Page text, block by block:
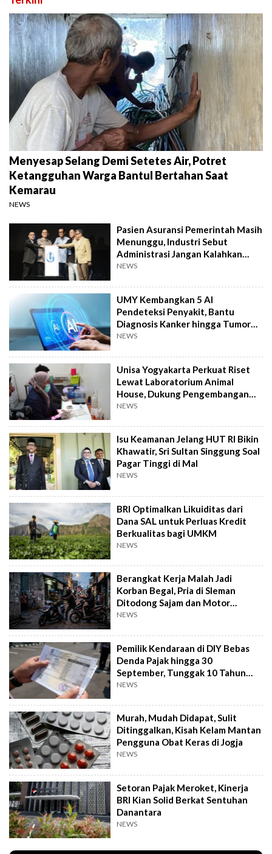
Menyesap Selang Demi Setetes Air, Potret
Ketangguhan Warga Bantul Bertahan Saat
Kemarau
NEWS
Pasien Asuransi Pemerintah Masih
Menunggu, Industri Sebut
Administrasi Jangan Kalahkan
Kemanusiaan
NEWS
UMY Kembangkan 5 AI
Pendeteksi Penyakit, Bantu
Diagnosis Kanker hingga Tumor
Otak Lebih Cepat
NEWS
Unisa Yogyakarta Perkuat Riset
Lewat Laboratorium Animal
House, Dukung Pengembangan
Kandidat Obat
NEWS
Isu Keamanan Jelang HUT RI Bikin
Khawatir, Sri Sultan Singgung Soal
Pagar Tinggi di Mal
NEWS
BRI Optimalkan Likuiditas dari
Dana SAL untuk Perluas Kredit
Berkualitas bagi UMKM
NEWS
Berangkat Kerja Malah Jadi
Korban Begal, Pria di Sleman
Ditodong Sajam dan Motor
Digasak
NEWS
Pemilik Kendaraan di DIY Bebas
Denda Pajak hingga 30
September, Tunggak 10 Tahun
Cukup Bayar 5 Tahun
NEWS
Murah, Mudah Didapat, Sulit
Ditinggalkan, Kisah Kelam Mantan
Pengguna Obat Keras di Jogja
NEWS
Setoran Pajak Meroket, Kinerja
BRI Kian Solid Berkat Sentuhan
Danantara
NEWS